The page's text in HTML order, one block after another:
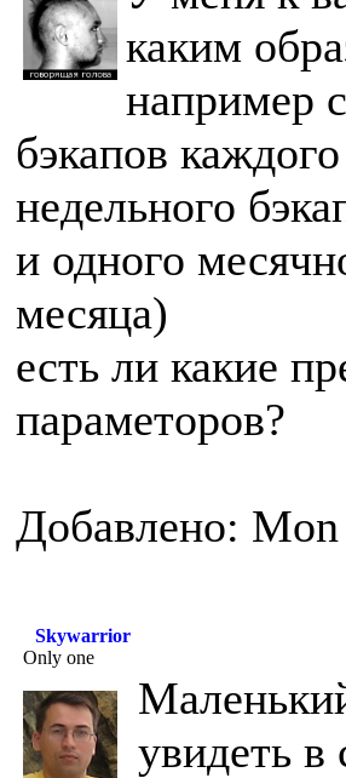
каким
например
бэкапов
недельного
и одного
месяца)
есть ли какие
параметоров?
Добавлено:
Skywarrior
Only one
увидеть в